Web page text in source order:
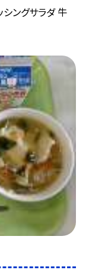
シングサラダ 牛